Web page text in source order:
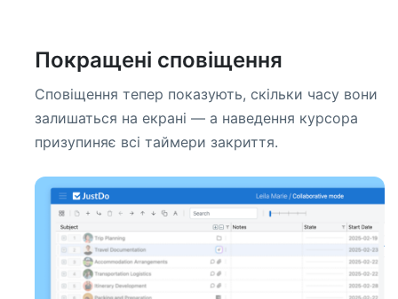
Покращені сповіщення
Сповіщення тепер показують, скільки часу вони
залишаться на екрані — а наведення курсора
призупиняє всі таймери закриття.